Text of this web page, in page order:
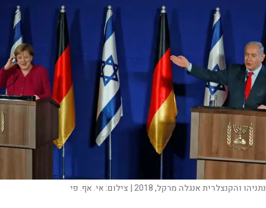
נתניהו והקנצלרית אנגלה מרקל, 2018 | צילום:אי. אף. פי